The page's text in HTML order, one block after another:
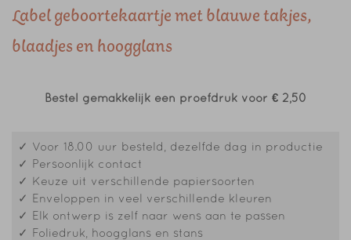
Label geboortekaartje met blauwe takjes,
blaadjes en hoogglans
Bestel gemakkelijk een proefdruk voor € 2,50
✓ Voor 18.00 uur besteld, dezelfde dag in productie
✓ Persoonlijk contact
✓ Keuze uit verschillende papiersoorten
✓ Enveloppen in veel verschillende kleuren
✓ Elk ontwerp is zelf naar wens aan te passen
✓ Foliedruk, hoogglans en stans